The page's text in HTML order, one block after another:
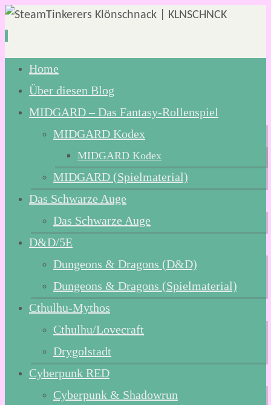
Zum
Inhalt
springen
Home
Über diesen Blog
MIDGARD – Das Fantasy-Rollenspiel
MIDGARD Kodex
MIDGARD Kodex
MIDGARD (Spielmaterial)
Das Schwarze Auge
Das Schwarze Auge
D&D/5E
Dungeons & Dragons (D&D)
Dungeons & Dragons (Spielmaterial)
Cthulhu-Mythos
Cthulhu/Lovecraft
Drygolstadt
Cyberpunk RED
Cyberpunk & Shadowrun